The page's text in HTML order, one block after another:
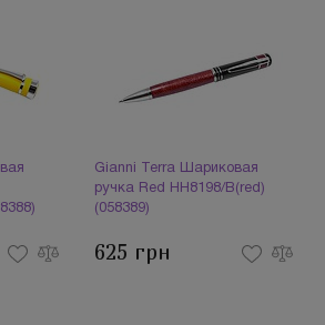
Gianni Terra Шариковая
ручка Red HH8198/B(red)
(058389)
625 грн